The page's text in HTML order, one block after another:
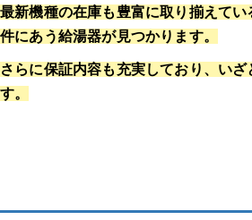
最新機種の在庫も豊富に取り揃えて
件にあう給湯器が見つかります。
さらに保証内容も充実しており、い
す。